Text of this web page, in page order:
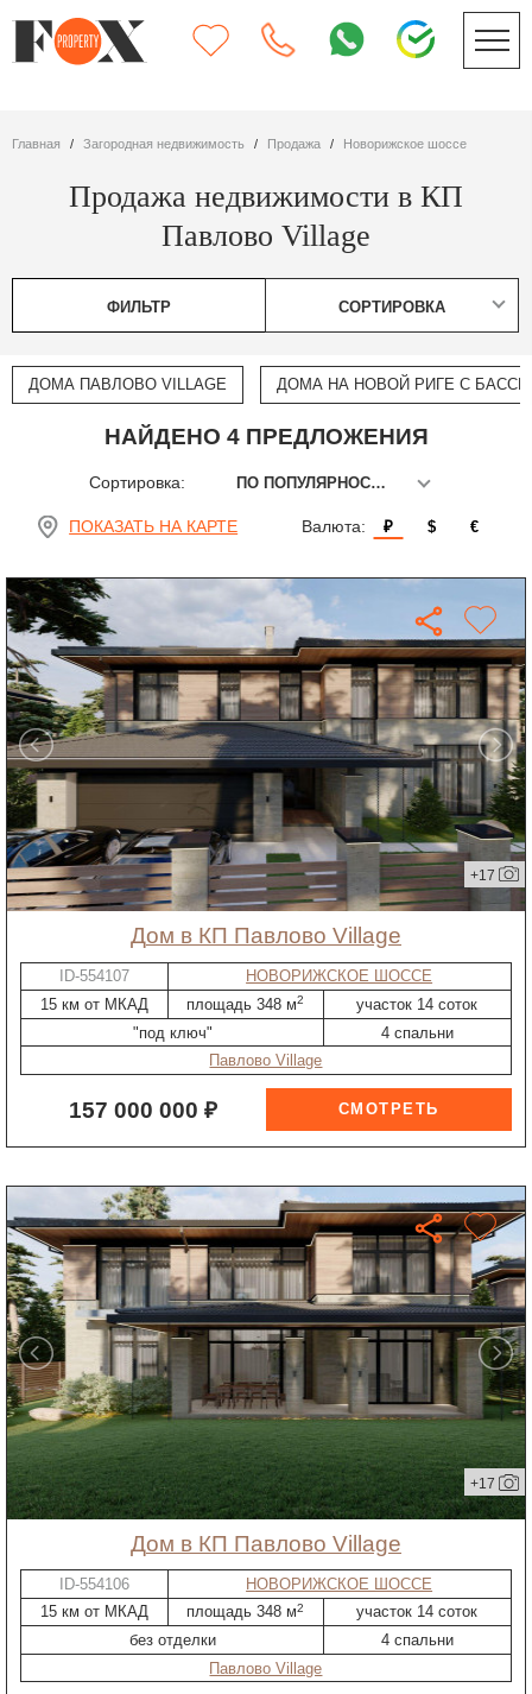
Главная Загородная недвижимость Продажа Новорижское шоссе
Продажа недвижимости в КП
Павлово Village
ФИЛЬТР СОРТИРОВКА
ДОМА ПАВЛОВО VILLAGE ДОМА НА НОВОЙ РИГЕ С
НАЙДЕНО 4 ПРЕДЛОЖЕНИЯ
Сортировка: ПО ПОПУЛЯРНОСТИ
ПОКАЗАТЬ НА КАРТЕ Валюта: ₽ $ €
+17
дом в КП Павлово Village
ID-554107
НОВОРИЖСКОЕ ШОССЕ
15 км от МКАД
площадь 348 м2
участок 14 соток
"под ключ"
4 спальни
Павлово Village
157 000 000 ₽
+17
дом в КП Павлово Village
ID-554106
НОВОРИЖСКОЕ ШОССЕ
15 км от МКАД
площадь 348 м2
участок 14 соток
без отделки
4 спальни
Павлово Village